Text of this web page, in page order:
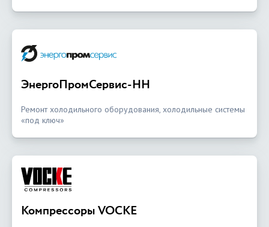
ЭнергоПромСервис-НН
Ремонт холодильного оборудования, холодильные системы
«под ключ»
Компрессоры VOCKE